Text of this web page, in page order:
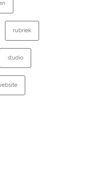
rubriek
studio